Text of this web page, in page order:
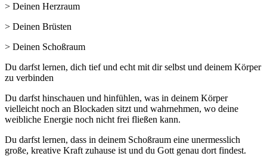
> Deinen Herzraum
> Deinen Brüsten
> Deinen Schoßraum
Du darfst lernen, dich tief und echt mit dir selbst und deinem Körper
zu verbinden
Du darfst hinschauen und hinfühlen, was in deinem Körper
vielleicht noch an Blockaden sitzt und wahrnehmen, wo deine
weibliche Energie noch nicht frei fließen kann.
Du darfst lernen, dass in deinem Schoßraum eine unermesslich
große, kreative Kraft zuhause ist und du Gott genau dort findest.